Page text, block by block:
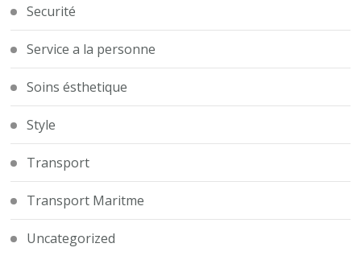
Securité
Service a la personne
Soins ésthetique
Style
Transport
Transport Maritme
Uncategorized